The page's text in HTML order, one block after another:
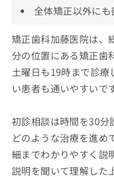
全体矯正以外に
矯正歯科加藤医院は、
分の位置にある矯正歯
土曜日も19時まで診療
い患者も通いやすいで
初診相談は時間を30分
どのような治療を進め
細までわかりやすく説
説明を聞いて理解した